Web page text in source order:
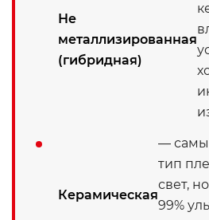
Не
металлизированная
(гибридная)
Керамическая
—
тип
свет,
99%